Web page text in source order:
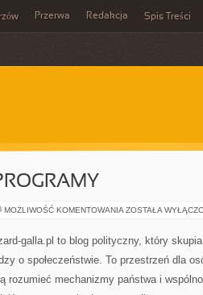
Przerwa Redakcja Spis Treści
MOŻLIWOŚĆ KOMENTOWANIA UNIJNE
PROGRAMY
ZOSTAŁA
galla.pl to blog polityczny, który
o społeczeństwie. To przestrzeń dla
rozumieć mechanizmy państwa i